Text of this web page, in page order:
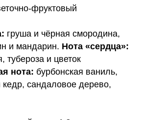
фруктовый
груша и чёрная смородина,
и мандарин. Нота «сердца»:
тубероза и цветок
нота: бурбонская ваниль,
сандаловое дерево,